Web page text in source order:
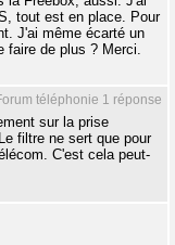
tout est en place. Pour
J'ai même écarté un
faire de plus ? Merci.
téléphonie 1 réponse
sur la prise
filtre ne sert que pour
C'est cela peut-